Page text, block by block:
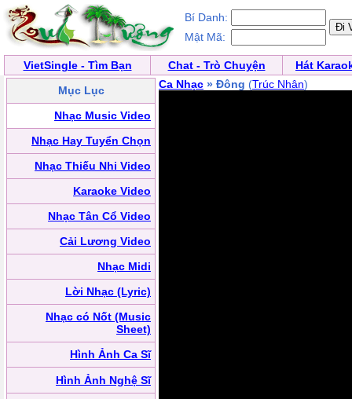
Bí Danh:
Mật Mã:
VietSingle - Tìm Bạn Chat - Trò Chuyện
Hát
Mục Lục
Nhạc Music Video
Nhạc Hay Tuyển Chọn
Nhạc Thiếu Nhi Video
Karaoke Video
Nhạc Tân Cổ Video
Cải Lương Video
Nhạc Midi
Lời Nhạc (Lyric)
Nhạc có Nốt (Music
Sheet)
Hình Ảnh Ca Sĩ
Hình Ảnh Nghệ Sĩ
Ca Nhạc » Đông (Trúc Nhân)